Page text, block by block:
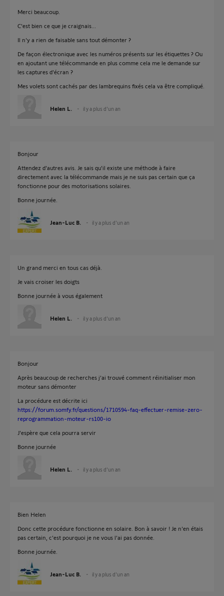
Merci beaucoup.
C'est bien ce que je craignais...
Il n'y a rien de faisable sans tout démonter ?
De façon électronique avec les numéros présents sur les étiquettes ? Ou
en ajoutant une télécommande en plus comme cela me le demande sur
les captures d'écran ?
Mes volets sont cachés par des lambrequins fixés cela va être compliqué.
Helen L. il y a plus d'un an
Bonjour
Attendez d'autres avis. Je sais qu'il existe une méthode à faire
directement avec la télécommande mais je ne suis pas certain que ça
fonctionne pour des motorisations solaires.
Bonne journée.
Jean-Luc B. il y a plus d'un an
Un grand merci en tous cas déjà.
Je vais croiser les doigts
Bonne journée à vous également
Helen L. il y a plus d'un an
Bonjour
Après beaucoup de recherches j'ai trouvé comment réinitialiser mon
moteur sans démonter
La procédure est décrite ici
https://forum.somfy.fr/questions/1710594-faq-effectuer-remise-zero-
reprogrammation-moteur-rs100-io
J'espère que cela pourra servir
Bonne journée
Helen L. il y a plus d'un an
Bien Helen
Donc cette procédure fonctionne en solaire. Bon à savoir ! Je n'en étais
pas certain, c'est pourquoi je ne vous l'ai pas donnée.
Bonne journée.
Jean-Luc B. il y a plus d'un an